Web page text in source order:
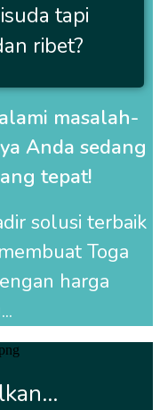
tapi
ribet?
masalah-
Anda sedang
tepat!
solusi terbaik
Toga
harga